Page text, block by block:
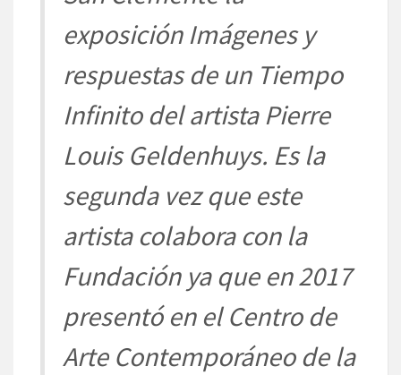
exposiciónImágenes y
respuestas de un Tiempo
Infinitodel artista Pierre
LouisGeldenhuys. Es la
segunda vez que este
artista colabora conla
Fundación ya que en 2017
presentó en el Centro de
Arte Contemporáneo de la